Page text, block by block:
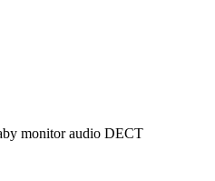
monitor audio DECT